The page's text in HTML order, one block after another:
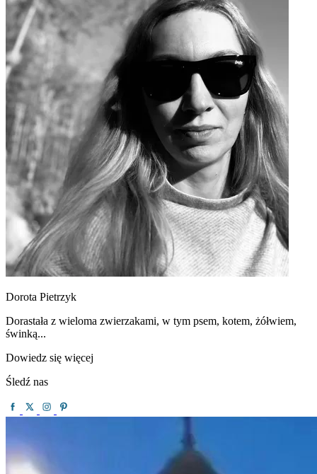
Dorota Pietrzyk
Dorastała z wieloma zwierzakami, w tym psem, kotem, żółwiem,
świnką...
Dowiedz się więcej
Śledź nas